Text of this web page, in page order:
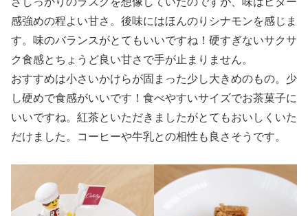
感強めの程よい甘さ。後味にはほんのりシナモンを感じま
す。味のバランスがとてもいいですね！硬すぎないサクサ
ク食感とちょうど良い甘さで手が止まりません。
おすすめは小さいかけらが固まった少し大きめのもの。少
し硬めで食感がいいです！食べやすいサイズでお茶菓子に
いいですね。紅茶といただきましたがとてもおいしくいた
だけました。コーヒーや牛乳との相性も良さそうです。